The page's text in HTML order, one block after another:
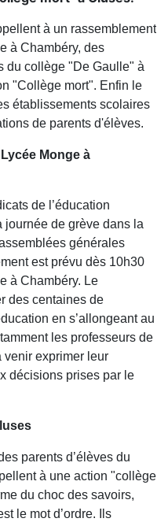
à un rassemblement
à Chambéry, des
du collège "De Gaulle" à
"Collège mort". Enfin le
établissements scolaires
de parents d'élèves.
Monge à
de l’éducation
journée de grève dans la
générales
est prévu dès 10h30
à Chambéry. Le
des centaines de
en s’allongeant au
les professeurs de
venir exprimer leur
décisions prises par le
parents d’élèves du
à une action "collège
du choc des savoirs,
le mot d’ordre. Ils